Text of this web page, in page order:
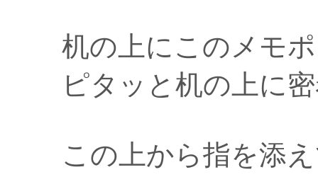
机の上にこのメモ
ピタッと机の上に
この上から指を添